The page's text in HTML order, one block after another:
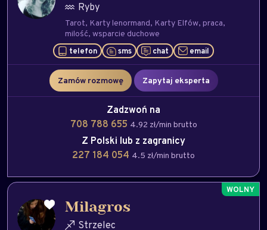
Ryby
Tarot Karty lenormand Karty Elfów praca
milość wsparcie duchowe
telefon sms chat email
Zamów rozmowę Zapytaj eksperta
Zadzwoń na
708 788 655 4.92 zł/min brutto
Z Polski lub z zagranicy
227 184 054 4.5 zł/min brutto
Milagros
Strzelec